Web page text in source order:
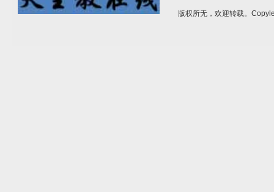
版权所无，欢迎转载。